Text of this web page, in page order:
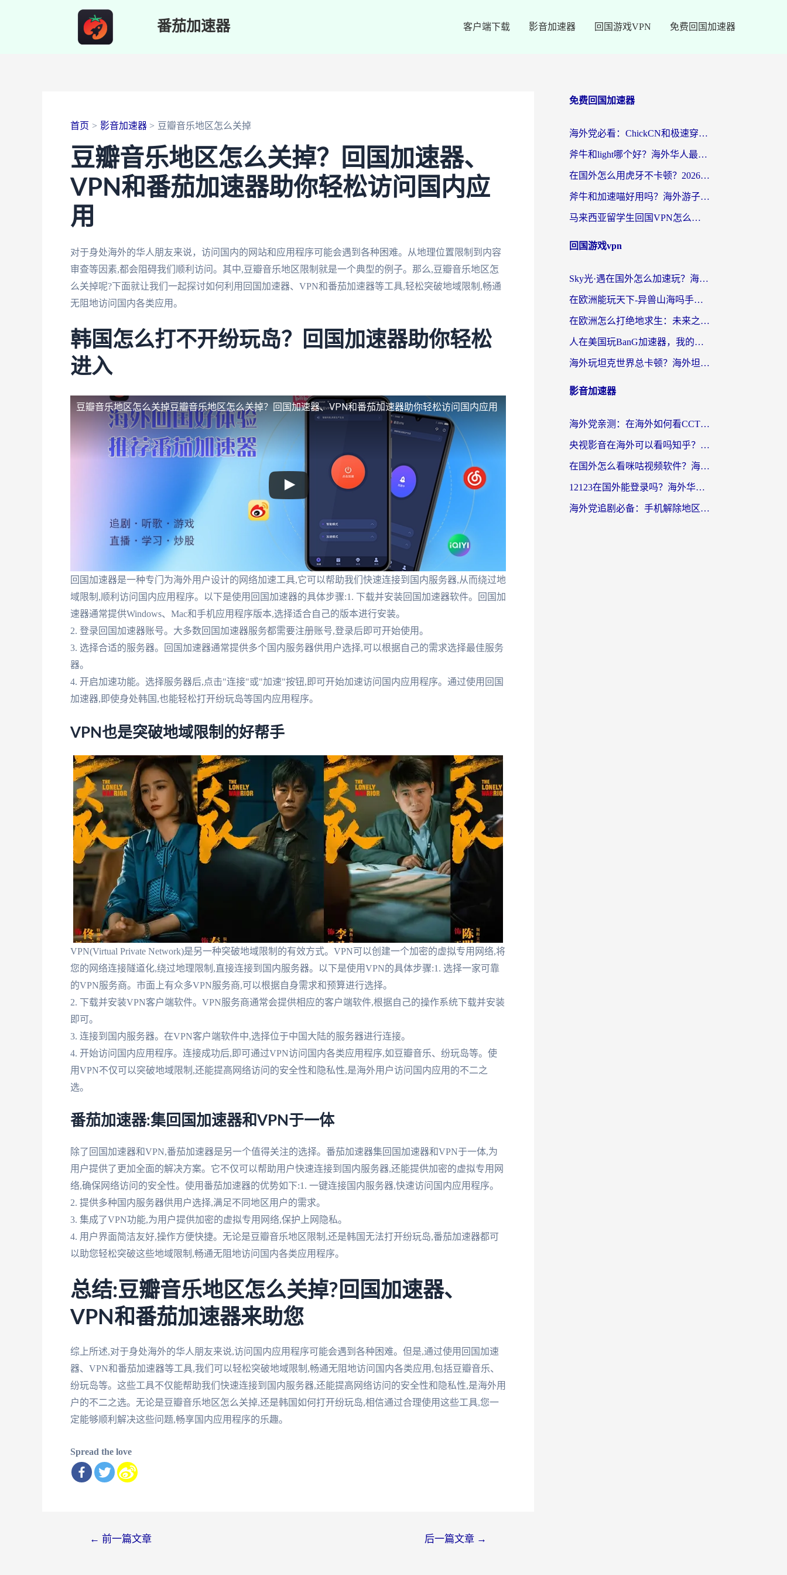
番茄加速器 客户端下载 影音加速器 回国游戏VPN 免费回国加速器
首页 影音加速器 豆瓣音乐地区怎么关掉
豆瓣音乐地区怎么关掉？回国加速器、
VPN和番茄加速器助你轻松访问国内应
用
对于身处海外的华人朋友来说，访问国内的网站和应用程序可能会遇到各种困难。从地理位置限制到内容
审查等因素,都会阻碍我们顺利访问。其中,豆瓣音乐地区限制就是一个典型的例子。那么,豆瓣音乐地区怎
么关掉呢?下面就让我们一起探讨如何利用回国加速器、VPN和番茄加速器等工具,轻松突破地域限制,畅通
无阻地访问国内各类应用。
韩国怎么打不开纷玩岛？回国加速器助你轻松
进入
豆瓣音乐地区怎么关掉豆瓣音乐地区怎么关掉？回国加速器、VPN和番茄加速器助你轻松访问国内应用
回国加速器是一种专门为海外用户设计的网络加速工具,它可以帮助我们快速连接到国内服务器,从而绕过地
域限制,顺利访问国内应用程序。以下是使用回国加速器的具体步骤:1. 下载并安装回国加速器软件。回国加
速器通常提供Windows、Mac和手机应用程序版本,选择适合自己的版本进行安装。
2. 登录回国加速器账号。大多数回国加速器服务都需要注册账号,登录后即可开始使用。
3. 选择合适的服务器。回国加速器通常提供多个国内服务器供用户选择,可以根据自己的需求选择最佳服务
器。
4. 开启加速功能。选择服务器后,点击"连接"或"加速"按钮,即可开始加速访问国内应用程序。通过使用回国
加速器,即使身处韩国,也能轻松打开纷玩岛等国内应用程序。
VPN也是突破地域限制的好帮手
VPN(Virtual Private Network)是另一种突破地域限制的有效方式。VPN可以创建一个加密的虚拟专用网络,将
您的网络连接隧道化,绕过地理限制,直接连接到国内服务器。以下是使用VPN的具体步骤:1. 选择一家可靠
的VPN服务商。市面上有众多VPN服务商,可以根据自身需求和预算进行选择。
2. 下载并安装VPN客户端软件。VPN服务商通常会提供相应的客户端软件,根据自己的操作系统下载并安装
即可。
3. 连接到国内服务器。在VPN客户端软件中,选择位于中国大陆的服务器进行连接。
4. 开始访问国内应用程序。连接成功后,即可通过VPN访问国内各类应用程序,如豆瓣音乐、纷玩岛等。使
用VPN不仅可以突破地域限制,还能提高网络访问的安全性和隐私性,是海外用户访问国内应用的不二之
选。
番茄加速器:集回国加速器和VPN于一体
除了回国加速器和VPN,番茄加速器是另一个值得关注的选择。番茄加速器集回国加速器和VPN于一体,为
用户提供了更加全面的解决方案。它不仅可以帮助用户快速连接到国内服务器,还能提供加密的虚拟专用网
络,确保网络访问的安全性。使用番茄加速器的优势如下:1. 一键连接国内服务器,快速访问国内应用程序。
2. 提供多种国内服务器供用户选择,满足不同地区用户的需求。
3. 集成了VPN功能,为用户提供加密的虚拟专用网络,保护上网隐私。
4. 用户界面简洁友好,操作方便快捷。无论是豆瓣音乐地区限制,还是韩国无法打开纷玩岛,番茄加速器都可
以助您轻松突破这些地域限制,畅通无阻地访问国内各类应用程序。
总结:豆瓣音乐地区怎么关掉?回国加速器、
VPN和番茄加速器来助您
综上所述,对于身处海外的华人朋友来说,访问国内应用程序可能会遇到各种困难。但是,通过使用回国加速
器、VPN和番茄加速器等工具,我们可以轻松突破地域限制,畅通无阻地访问国内各类应用,包括豆瓣音乐、
纷玩岛等。这些工具不仅能帮助我们快速连接到国内服务器,还能提高网络访问的安全性和隐私性,是海外用
户的不二之选。无论是豆瓣音乐地区怎么关掉,还是韩国如何打开纷玩岛,相信通过合理使用这些工具,您一
定能够顺利解决这些问题,畅享国内应用程序的乐趣。
Spread the love
← 前一篇文章 后一篇文章 →
免费回国加速器
海外党必看：ChickCN和极速穿梭VPN好用吗？3招教你选对回国加速器无缝刷国内资源
斧牛和light哪个好？海外华人最关心的回国加速器选择难题，一篇讲透
在国外怎么用虎牙不卡顿？2026海外华人亲测有效的回国加速器选择指南
斧牛和加速喵好用吗？海外游子的真实选择困境
马来西亚留学生回国VPN怎么选？3个避坑点+1款实测好用的加速器推荐
回国游戏vpn
Sky光·遇在国外怎么加速玩？海外党亲测有效的国服游戏加速指南
在欧洲能玩天下-异兽山海吗手游？海外玩家的加速器生存指南
在欧洲怎么打绝地求生：未来之役不卡？留学生亲测的加速器避坑指南
人在美国玩BanG加速器，我的延迟终于绿了
海外玩坦克世界总卡顿？海外坦克世界加速器有哪些？实测好用的选择在这里
影音加速器
海外党亲测：在海外如何看CCTV？告别“仅限大陆播放”的实用指南
央视影音在海外可以看吗知乎？留学生亲测：3步解决地域限制+追剧自由
在国外怎么看咪咕视频软件？海外党亲测有效的回国加速方案
12123在国外能登录吗？海外华人必看的回国加速实用指南
海外党追剧必备：手机解除地区限制app怎么选？解决央视视频&国内剧地区限制全指南